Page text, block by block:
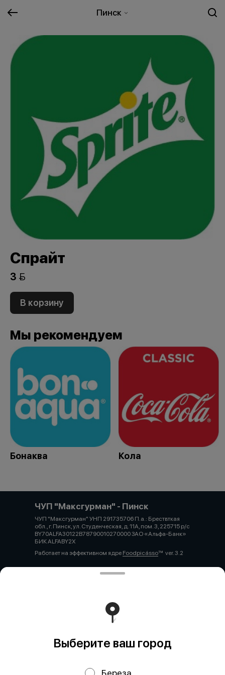
Пинск
Спрайт
3 
В корзину
Мы рекомендуем
Бонаква Кола
ЧУП "Максгурман" - Пинск
ЧУП "Максгурман" УНП 291735706 П.а.: Брествткая
обл., г. Пинск, ул. Студенческая, д. 11А, пом. 3, 225715 р/с
BY70ALFA30122B78790010270000 ЗАО «Альфа-Банк»
БИК ALFABY2X
Работает на эффективном ядре Foodpicássover. 3.2
Политика конфиденциальности
Публичная оферта
Выберите ваш город
Береза